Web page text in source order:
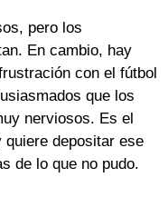
pero los
En cambio, hay
con el fútbol
que los
nerviosos. Es el
quiere depositar ese
de lo que no pudo.